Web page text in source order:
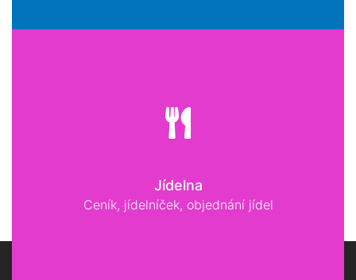
Jídelna
Ceník, jídelníček, objednání jídel